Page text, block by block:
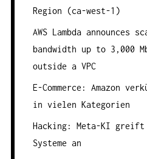
Region (ca-west-1)
AWS Lambda announces
bandwidth up to 3,000
outside a VPC
E-Commerce: Amazon
in vielen Kategorien
Hacking: Meta-KI greift
Systeme an